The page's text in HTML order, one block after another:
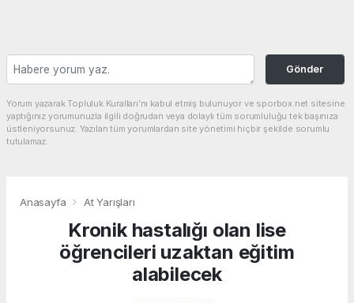
Gönder
Yorum yazarak Topluluk Kuralları’nı kabul etmiş bulunuyor ve sporbox.net sitesine
yaptığınız yorumunuzla ilgili doğrudan veya dolaylı tüm sorumluluğu tek başınıza
üstleniyorsunuz. Yazılan tüm yorumlardan site yönetimi hiçbir şekilde sorumlu
tutulamaz.
Anasayfa At Yarışları
Kronik hastalığı olan lise
öğrencileri uzaktan eğitim
alabilecek